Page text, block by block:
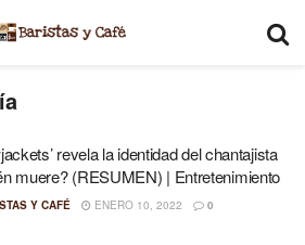
revela la identidad del chantajista
muere? (RESUMEN) | Entretenimiento
Y CAFÉ ENERO 10, 2022 0